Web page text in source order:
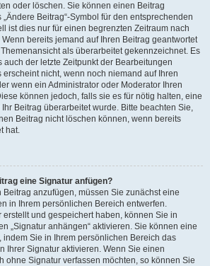
oder löschen. Sie können einen Beitrag
Beitrag“-Symbol für den entsprechenden
ist dies nur für einen begrenzten Zeitraum nach
bereits jemand auf Ihren Beitrag geantwortet
als überarbeitet gekennzeichnet. Es
auch der letzte Zeitpunkt der Bearbeitungen
nicht, wenn noch niemand auf Ihren
wenn ein Administrator oder Moderator Ihren
können jedoch, falls sie es für nötig halten, eine
Beitrag überarbeitet wurde. Bitte beachten Sie,
Beitrag nicht löschen können, wenn bereits
hat.
eine Signatur anfügen?
anzufügen, müssen Sie zunächst eine
in Ihrem persönlichen Bereich entwerfen.
erstellt und gespeichert haben, können Sie in
„Signatur anhängen“ aktivieren. Sie können eine
Sie in Ihrem persönlichen Bereich das
Ihrer Signatur aktivieren. Wenn Sie einen
ohne Signatur verfassen möchten, so können Sie